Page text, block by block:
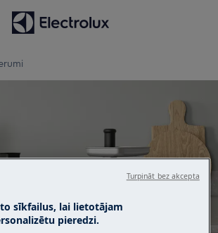
Piederumi
sīkfailus, lai lietotājam
pieredzi.
Turpināt bez akcepta